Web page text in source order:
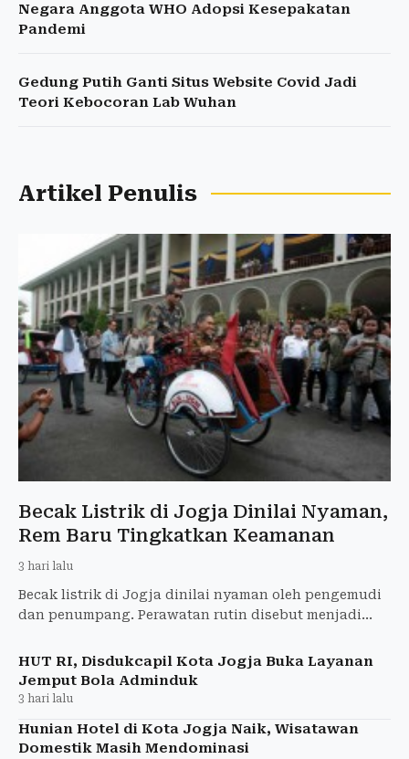
Negara Anggota WHO Adopsi Kesepakatan
Pandemi
Gedung Putih Ganti Situs Website Covid Jadi
Teori Kebocoran Lab Wuhan
Artikel Penulis
Becak Listrik di Jogja Dinilai Nyaman,
Rem Baru Tingkatkan Keamanan
3 hari lalu
Becak listrik di Jogja dinilai nyaman oleh pengemudi
dan penumpang. Perawatan rutin disebut menjadi
HUT RI, Disdukcapil Kota Jogja Buka Layanan
Jemput Bola Adminduk
3 hari lalu
Hunian Hotel di Kota Jogja Naik, Wisatawan
Domestik Masih Mendominasi